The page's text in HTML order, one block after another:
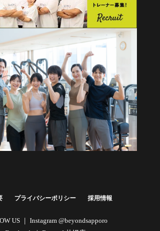
プライバシーポリシー 採用情報
US ｜ Instagram @beyondsapporo